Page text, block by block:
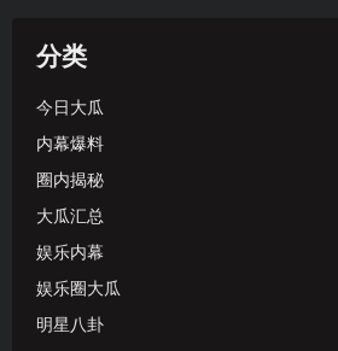
分类
今日大瓜
内幕爆料
圈内揭秘
大瓜汇总
娱乐内幕
娱乐圈大瓜
明星八卦